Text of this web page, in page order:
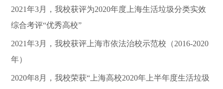
2021年3月，我校获评为2020年度上海生活垃圾分类实效
综合考评“优秀高校”
2021年3月，我校获评上海市依法治校示范校（2016-2020
年）
2020年8月，我校荣获“上海高校2020年上半年度生活垃圾